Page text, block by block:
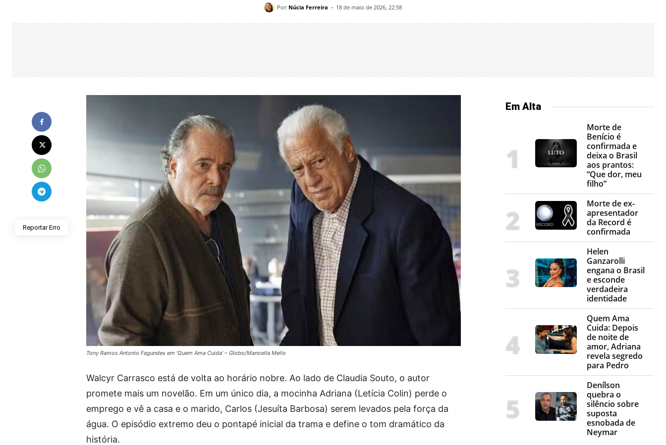
Por: Núcia Ferreira - 18 de maio de 2026, 22:58
Reportar Erro
Tony Ramos Antonio Fagundes em ‘Quem Ama Cuida’ – Globo/Manoella Mello
Walcyr Carrasco está de volta ao horário nobre. Ao lado de Claudia Souto, o autor
promete mais um novelão. Em um único dia, a mocinha Adriana (Letícia Colin) perde o
emprego e vê a casa e o marido, Carlos (Jesuíta Barbosa) serem levados pela força da
água. O episódio extremo deu o pontapé inicial da trama e define o tom dramático da
história.
Em Alta
Morte de
Benício é
confirmada e
deixa o Brasil
aos prantos:
“Que dor, meu
filho”
Morte de ex-
apresentador
da Record é
confirmada
Helen
Ganzarolli
engana o Brasil
e esconde
verdadeira
identidade
Quem Ama
Cuida: Depois
de noite de
amor, Adriana
revela segredo
para Pedro
Denílson
quebra o
silêncio sobre
suposta
esnobada de
Neymar